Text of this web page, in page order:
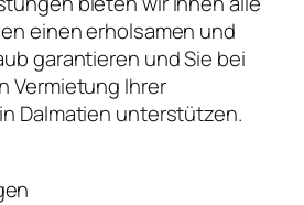
einen erholsamen und
garantieren und Sie bei
Vermietung Ihrer
Dalmatien unterstützen.